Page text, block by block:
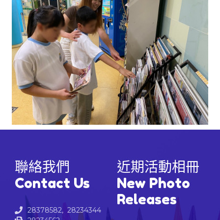
聯絡我們
Contact Us
28378582, 28234344
近期活動相冊
New Photo
Releases